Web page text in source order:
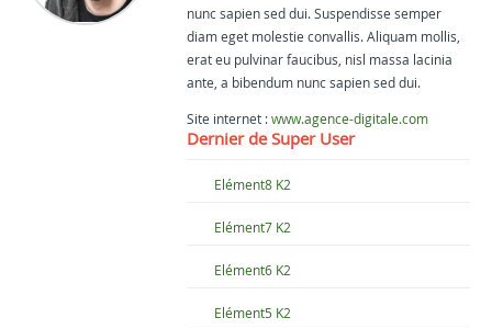
nunc sapien sed dui. Suspendisse semper
diam eget molestie convallis. Aliquam mollis,
erat eu pulvinar faucibus, nisl massa lacinia
ante, a bibendum nunc sapien sed dui.
Site internet : www.agence-digitale.com
Dernier de Super User
Elément8 K2
Elément7 K2
Elément6 K2
Elément5 K2